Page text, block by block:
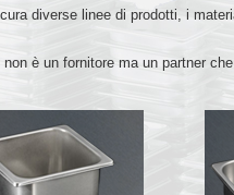
cura diverse linee di prodotti, i
non è un fornitore ma un partner